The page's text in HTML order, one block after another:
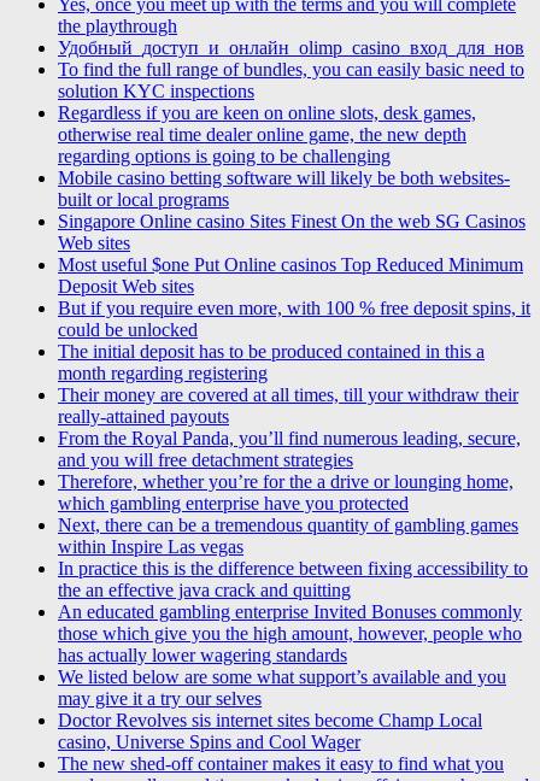
the playthrough
Удобный_доступ_и_онлайн_olimp_casino_вход_для_нов
To find the full range of bundles, you can easily basic need to
solution KYC inspections
Regardless if you are keen on online slots, desk games,
otherwise real time dealer online game, the new depth
regarding options is going to be challenging
Mobile casino betting software will likely be both websites-
built or local programs
Singapore Online casino Sites Finest On the web SG Casinos
Web sites
Most useful $one Put Online casinos Top Reduced Minimum
Deposit Web sites
But if you require even more, with 100 % free deposit spins, it
could be unlocked
The initial deposit has to be produced contained in this a
month regarding registering
Their money are covered at all times, till your withdraw their
really-attained payouts
From the Royal Panda, you’ll find numerous leading, secure,
and you will free detachment strategies
Therefore, whether you’re for the a drive or lounging home,
which gambling enterprise have you protected
Next, there can be a tremendous quantity of gambling games
within Inspire Las vegas
In practice this is the difference between fixing accessibility to
the an effective java crack and quitting
An educated gambling enterprise Invited Bonuses commonly
those which give you the high amount, however, people who
has actually lower wagering standards
We listed below are some what support’s available and you
may give it a try our selves
Doctor Revolves sis internet sites become Champ Local
casino, Universe Spins and Cool Wager
The new shed-off container makes it easy to find what you